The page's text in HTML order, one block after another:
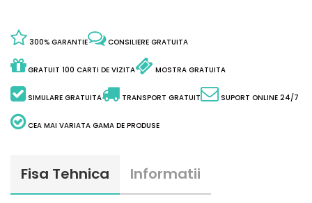
300% GARANTIE CONSILIERE GRATUITA
GRATUIT 100 CARTI DE VIZITA MOSTRA GRATUITA
SIMULARE GRATUITA TRANSPORT GRATUIT SUPORT ONLINE 24/7
CEA MAI VARIATA GAMA DE PRODUSE
Fisa Tehnica Informatii